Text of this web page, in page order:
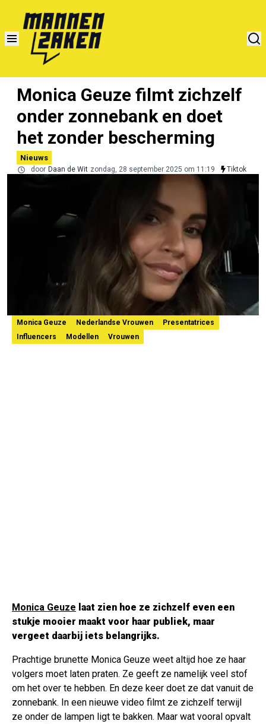
Monica Geuze filmt zichzelf
onder zonnebank en doet
het zonder bescherming
Nieuws
door Daan de Wit zondag, 28 september 2025 om 11:19 Tiktok
Monica Geuze Nederlandse Vrouwen
Presentatrices
Influencers
Modellen Vrouwen
Monica Geuze laat zien hoe ze zichzelf even een
stukje mooier maakt voor haar publiek, maar
vergeet daarbij iets belangrijks.
Prachtige brunette Monica Geuze weet altijd hoe ze haar
volgers moet laten praten. Ze geeft ze namelijk veel stof
om het over te hebben. En deze keer doet ze dat vanuit de
zonnebank. In een nieuwe video filmt ze zichzelf terwijl
ze onder de lampen ligt te bakken. Maar wat vooral opvalt